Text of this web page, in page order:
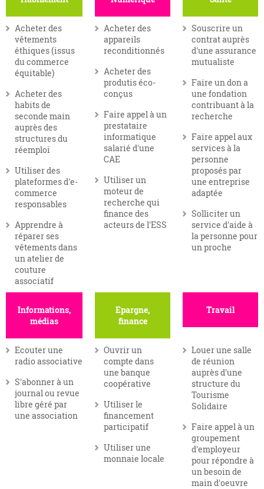
Acheter des
vêtements
éthiques (issus
du commerce
équitable)
Acheter des
habits de
seconde main
auprès des
structures du
réemploi
Utiliser des
plateformes d'e-
commerce
responsables
Apprendre à
réparer ses
vêtements dans
un atelier de
couture
associatif
Acheter des
appareils
reconditionnés
Acheter des
produtis éco-
conçus
Faire appel à un
prestataire
informatique
salarié d'une
CAE
Utiliser un
moteur de
recherche qui
finance des
acteurs de l'ESS
Souscrire un
contrat auprès
d'une assurance
mutualiste
Faire un don a
une fondation
contribuant à la
recherche
Faire appel aux
services à la
personne
proposés par
une entreprise
adaptée
Solliciter un
service d'aide à
la personne pour
un proche
Informations,
médias
Epargne,
finance
Travail
Ecouter une
radio associative
S'abonner à un
journal ou revue
libre géré par
une association
Ouvrir un
compte dans
une banque
coopérative
Utiliser le
financement
participatif
Utiliser une
monnaie locale
Louer une salle
de réunion
auprès d'une
structure du
Tourisme
Solidaire
Faire appel à un
groupement
d'employeur
pour répondre à
un besoin de
main d'oeuvre